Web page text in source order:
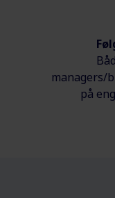
managers/
på